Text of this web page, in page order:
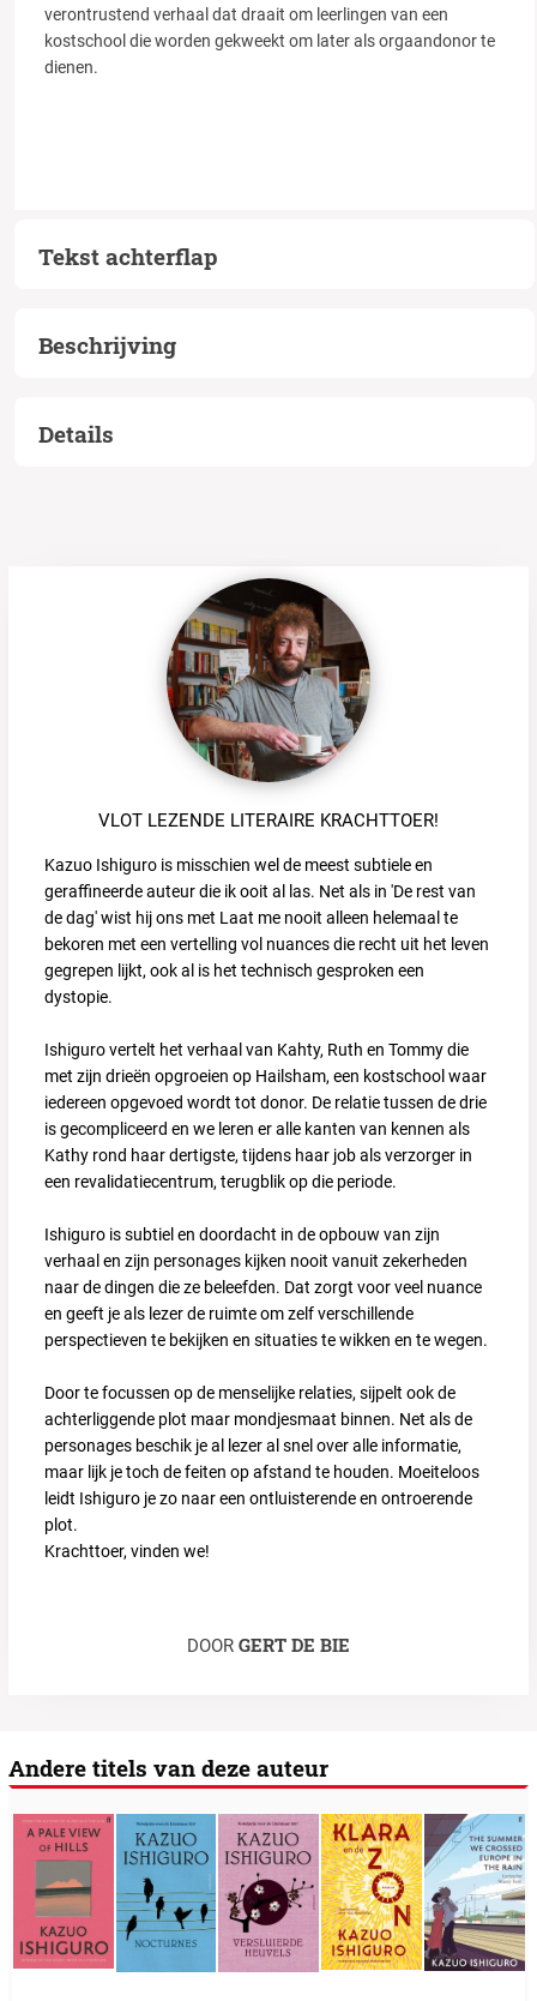
verontrustend verhaal dat draait om leerlingen van een
kostschool die worden gekweekt om later als orgaandonor te
dienen.
Tekst achterflap
Beschrijving
Details
VLOT LEZENDE LITERAIRE KRACHTTOER!
Kazuo Ishiguro is misschien wel de meest subtiele en
geraffineerde auteur die ik ooit al las. Net als in 'De rest van
de dag' wist hij ons met Laat me nooit alleen helemaal te
bekoren met een vertelling vol nuances die recht uit het leven
gegrepen lijkt, ook al is het technisch gesproken een
dystopie.
Ishiguro vertelt het verhaal van Kahty, Ruth en Tommy die
met zijn drieën opgroeien op Hailsham, een kostschool waar
iedereen opgevoed wordt tot donor. De relatie tussen de drie
is gecompliceerd en we leren er alle kanten van kennen als
Kathy rond haar dertigste, tijdens haar job als verzorger in
een revalidatiecentrum, terugblik op die periode.
Ishiguro is subtiel en doordacht in de opbouw van zijn
verhaal en zijn personages kijken nooit vanuit zekerheden
naar de dingen die ze beleefden. Dat zorgt voor veel nuance
en geeft je als lezer de ruimte om zelf verschillende
perspectieven te bekijken en situaties te wikken en te wegen.
Door te focussen op de menselijke relaties, sijpelt ook de
achterliggende plot maar mondjesmaat binnen. Net als de
personages beschik je al lezer al snel over alle informatie,
maar lijk je toch de feiten op afstand te houden. Moeiteloos
leidt Ishiguro je zo naar een ontluisterende en ontroerende
plot.
Krachttoer, vinden we!
DOOR GERT DE BIE
Andere titels van deze auteur